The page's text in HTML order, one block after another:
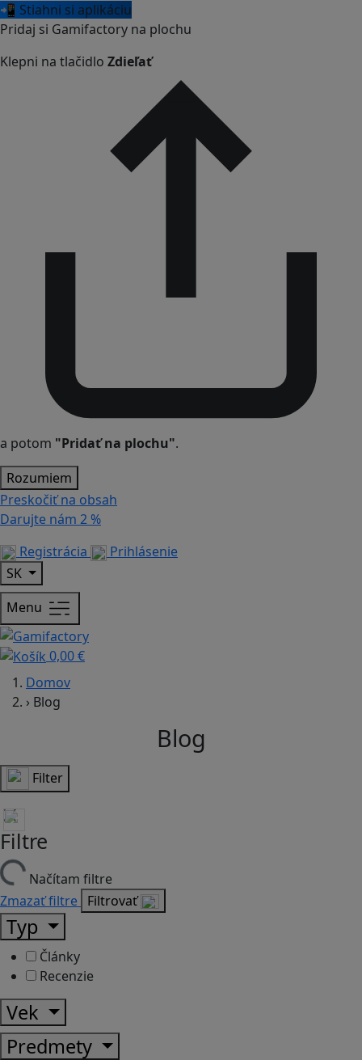
📲 Stiahni si aplikáciu
Pridaj si Gamifactory na plochu
Klepni na tlačidlo Zdieľať
a potom "Pridať na plochu".
Rozumiem
Preskočiť na obsah
Darujte nám 2 %
Registrácia
Prihlásenie
SK
Menu
0,00 €
Domov
› Blog
Blog
Filter
Filtre
Načítam filtre
Zmazať filtre Filtrovať
Typ
Články
Recenzie
Vek
Predmety